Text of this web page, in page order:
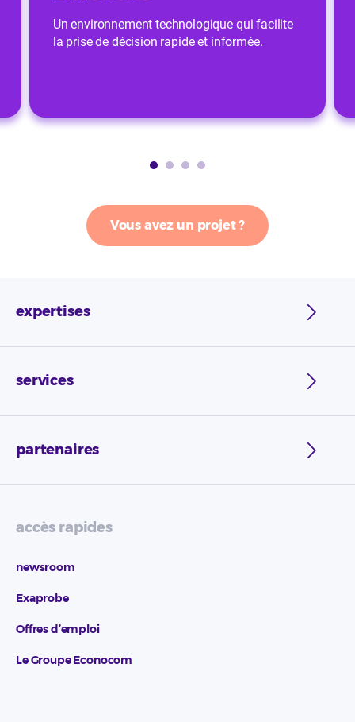
Un environnement technologique qui facilite
la prise de décision rapide et informée.
Vous avez un projet ?
expertises
services
partenaires
accès rapides
newsroom
Exaprobe
Offres d’emploi
Le Groupe Econocom